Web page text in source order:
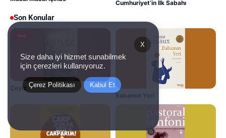
Cumhuriyet’in İlk Sabahı
Son Konular
Yeni
Çeyiz
Babamın Yeri
X
Size daha iyi hizmet sunabilmek
için çerezleri kullanıyoruz.
Çerez Politikası Kabul Et